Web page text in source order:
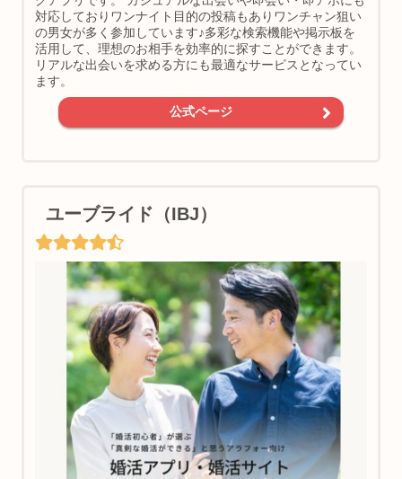
対応しておりワンナイト目的の投稿もありワンチャン狙い
の男女が多く参加しています♪多彩な検索機能や掲示板を
活用して、理想のお相手を効率的に探すことができます。
リアルな出会いを求める方にも最適なサービスとなってい
ます。
公式ページ
ユーブライド（IBJ）